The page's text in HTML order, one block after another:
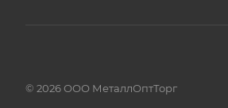
© 2026 ООО МеталлОптТорг